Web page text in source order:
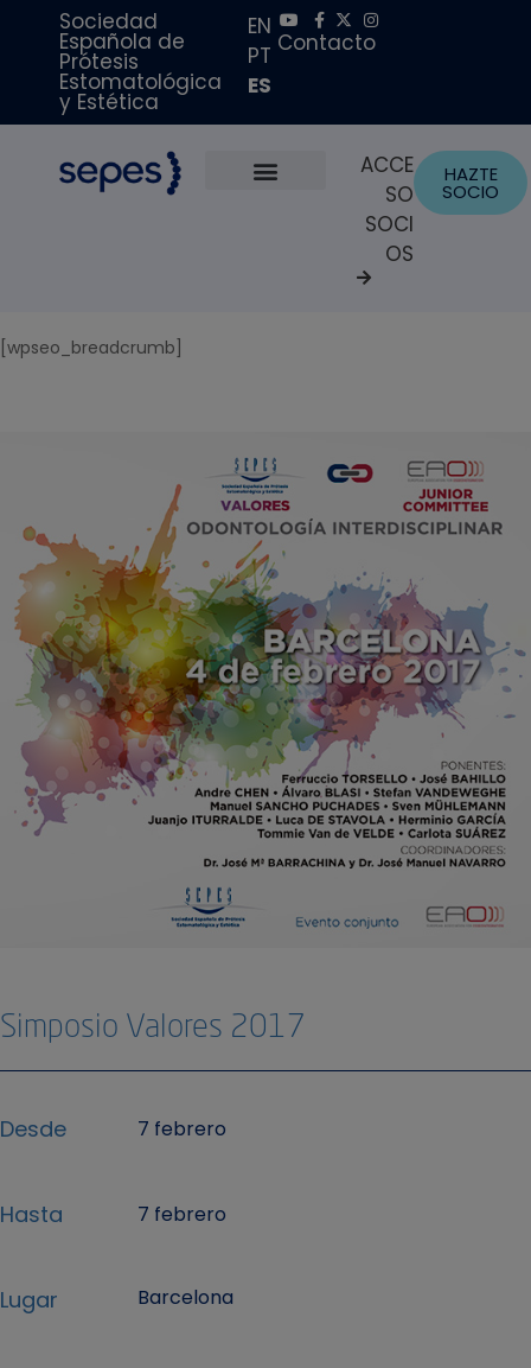
Sociedad
Española de
Prótesis
Estomatológica
y Estética
EN
PT
ES
Contacto
ACCE
SO
SOCI
OS
HAZTE
SOCIO
[wpseo_breadcrumb]
Simposio Valores 2017
Desde 7 febrero
Hasta 7 febrero
Lugar Barcelona